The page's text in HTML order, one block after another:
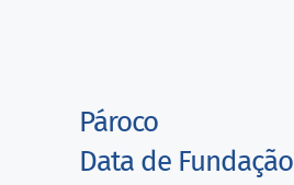
Pároco
Data de Fundação